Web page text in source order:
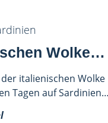
Wolke…
italienischen
Tagen auf